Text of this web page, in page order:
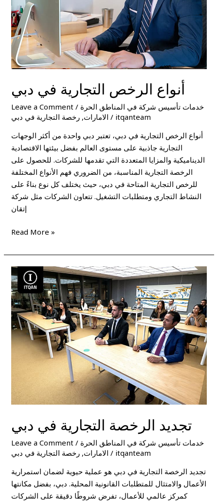
أنواع الرخص التجارية في دبي
Leave a Comment / خدمات تأسيس شركة في المناطق الحرة
الامارات, رخصة التجارية في دبي / itqanteam
أنواع الرخص التجارية في دبي، تعتبر دبي واحدة من أكثر الوجهات
التجارية جاذبية على مستوى العالم بفضل بيئتها الاقتصادية
الديناميكية والمزايا المتعددة التي تقدمها للشركات. للحصول على
الرخصة التجارية المناسبة، من الضروري فهم الأنواع المختلفة
للرخص التجارية المتاحة في دبي، حيث يختلف كل نوع بناءً على
النشاط التجاري ومتطلبات التشغيل. تتعاون الشركات مثل شركة
إتقان
Read More »
تجديد الرخصة التجارية في دبي
Leave a Comment / خدمات تأسيس شركة في المناطق الحرة
الامارات, رخصة التجارية في دبي / itqanteam
تجديد الرخصة التجارية في دبي هو عملية حيوية لضمان استمرارية
الأعمال والامتثال للمتطلبات القانونية المحلية. دبي، بفضل مكانتها
كمركز عالمي للأعمال، تفرض شروطًا دقيقة على الشركات
تجديد
الرخصة
التجارية
في
دبي